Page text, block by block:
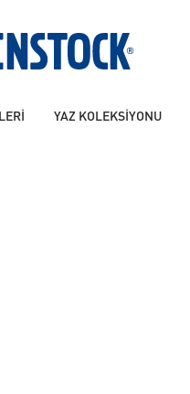
YAZ KOLEKSİYONU